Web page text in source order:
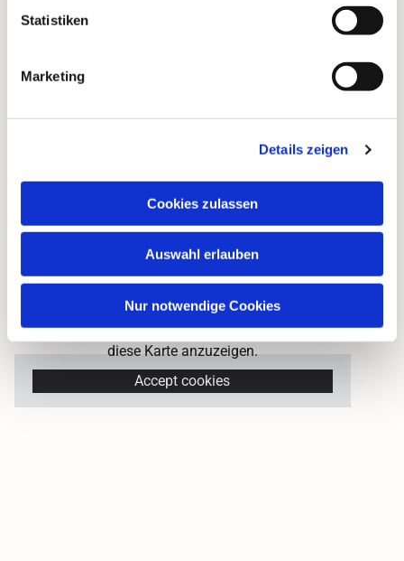
Statistiken
Marketing
Details zeigen
Cookies zulassen
Auswahl erlauben
Nur notwendige Cookies
Kirche in Deutschland (EKD) und der Evangelisch-
Lutherischen Kirche in Bayern (ELKB) und wird von
Bitte akzeptieren Sie Marketing-Cookies, um
diese Karte anzuzeigen.
Accept cookies